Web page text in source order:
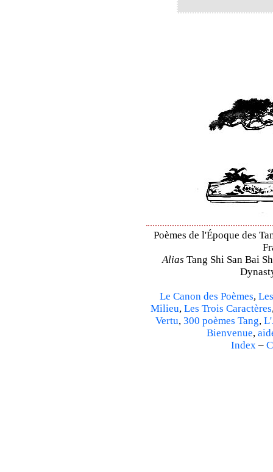
Poèmes de l'Époque des
Alias Tang Shi San Bai
Le Canon des Poèmes,
Milieu, Les Trois Caractères
Vertu, 300 poèmes Tang,
Bienvenue,
Index–